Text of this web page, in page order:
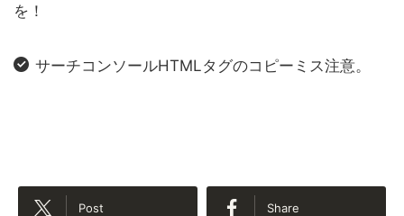
を！
サーチコンソールHTMLタグのコピーミス注意。
Post Share